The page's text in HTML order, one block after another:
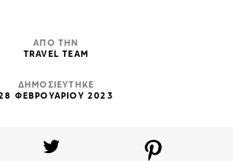
ΑΠΟ ΤΗΝ
TRAVEL TEAM
ΔΗΜΟΣΙΕΥΤΗΚΕ
ΦΕΒΡΟΥΑΡΙΟΥ 2023